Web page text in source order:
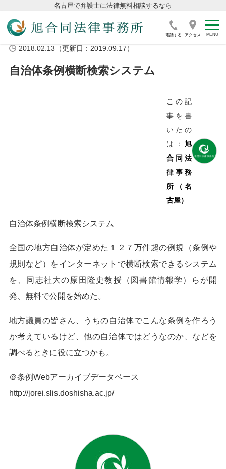
名古屋で弁護士に法律無料相談するなら
電話する アクセス
2018.02.13（更新日：2019.09.17）
自治体条例横断検索システム
この記
事を書
いたの
は：旭
合同法
律事務
所（名
古屋）
自治体条例横断検索システム
全国の地方自治体が定めた１２７万件超の例規（条例や
規則など）をインターネットで横断検索できるシステム
を、同志社大の原田隆史教授（図書館情報学）らが開
発、無料で公開を始めた。
地方議員の皆さん、うちの自治体でこんな条例を作ろう
か考えているけど、他の自治体ではどうなのか、などを
調べるときに役に立つかも。
＠条例Webアーカイブデータベース
http://jorei.slis.doshisha.ac.jp/